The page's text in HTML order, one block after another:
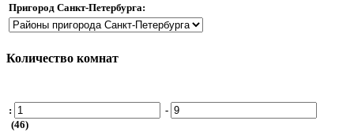
Пригород Санкт-Петербурга:
Количество комнат
:
-
(46)